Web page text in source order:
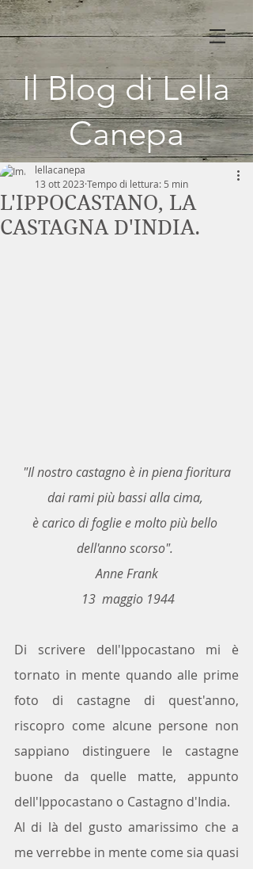
Il Blog di Lella
Canepa
L'IPPOCASTANO, LA
CASTAGNA D'INDIA.
lellacanepa
13 ott 2023 Tempo di lettura: 5 min
"Il nostro castagno è in piena fioritura
dai rami più bassi alla cima,
è carico di foglie e molto più bello
dell'anno scorso".
Anne Frank
13  maggio 1944
Di scrivere dell'Ippocastano mi è
tornato in mente quando alle prime
foto di castagne di quest'anno,
riscopro come alcune persone non
sappiano distinguere le castagne
buone da quelle matte, appunto
dell'Ippocastano o Castagno d'India.
Al di là del gusto amarissimo che a
me verrebbe in mente come sia quasi